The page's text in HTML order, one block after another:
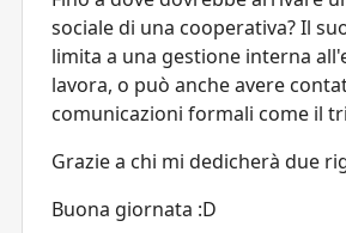
sociale di una cooperativa? Il
limita a una gestione interna
lavora, o può anche avere
comunicazioni formali come il
Grazie a chi mi dedicherà due
Buona giornata :D